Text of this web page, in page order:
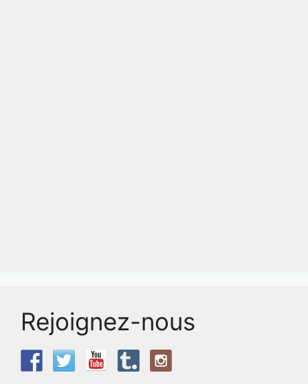
Rejoignez-nous